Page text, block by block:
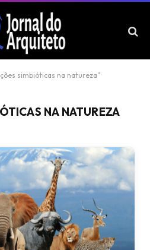
simbióticas na natureza"
NA NATUREZA